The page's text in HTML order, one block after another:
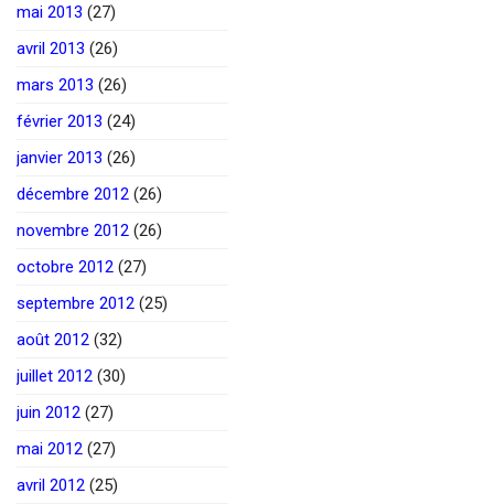
mai 2013 (27)
avril 2013 (26)
mars 2013 (26)
février 2013 (24)
janvier 2013 (26)
décembre 2012 (26)
novembre 2012 (26)
octobre 2012 (27)
septembre 2012 (25)
août 2012 (32)
juillet 2012 (30)
juin 2012 (27)
mai 2012 (27)
avril 2012 (25)